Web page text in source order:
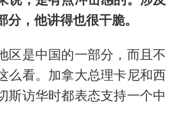
分，他讲得也很干脆。
区是中国的一部分，而且不
么看。加拿大总理卡尼和西
斯访华时都表态支持一个中